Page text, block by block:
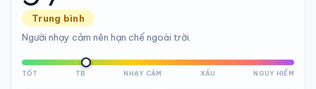
Trung bình
Người nhạy cảm nên hạn chế ngoài trời.
TỐT TB NHẠY CẢM XẤU NGUY HIỂM